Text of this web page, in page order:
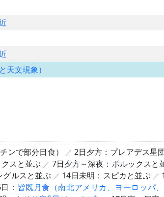
天文現象）
ンで部分日食） 2日夕方：プレアデス星
スと並ぶ 7日夕方～深夜：ポルックスと
グルスと並ぶ 14日未明：スピカと並ぶ
： 皆既月食（南北アメリカ、ヨーロッパ、